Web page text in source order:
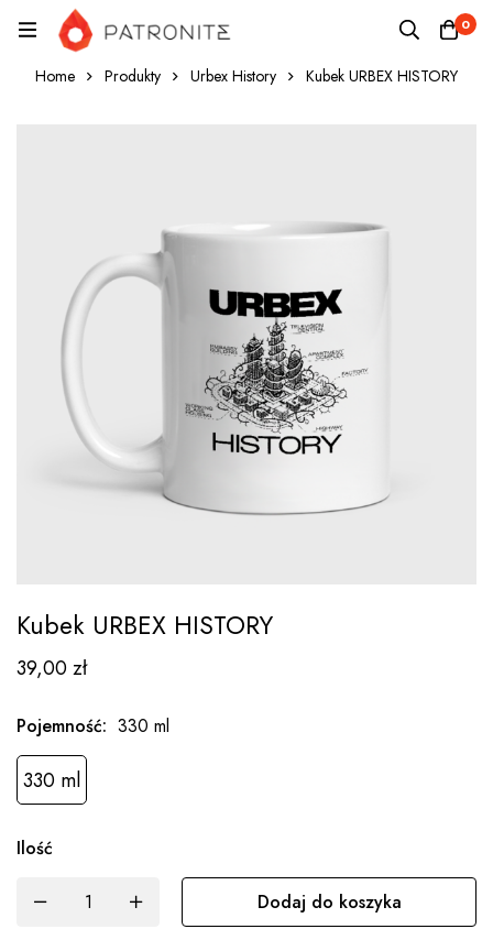
0
Home Produkty Urbex History Kubek URBEX HISTORY
Kubek URBEX HISTORY
39,00zł
Pojemność: 330 ml
330 ml
Ilość
Dodaj do koszyka